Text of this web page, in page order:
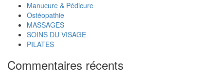
Manucure & Pédicure
Ostéopathie
MASSAGES
SOINS DU VISAGE
PILATES
Commentaires récents